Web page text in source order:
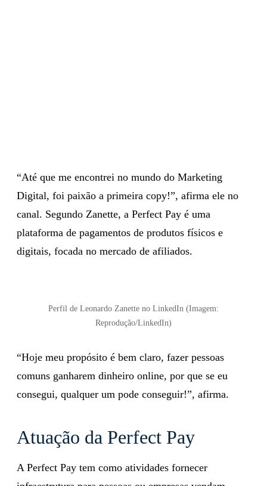
“Até que me encontrei no mundo do Marketing
Digital, foi paixão a primeira copy!”, afirma ele no
canal. Segundo Zanette, a Perfect Pay é uma
plataforma de pagamentos de produtos físicos e
digitais, focada no mercado de afiliados.
Perfil de Leonardo Zanette no LinkedIn (Imagem:
Reprodução/LinkedIn)
“Hoje meu propósito é bem claro, fazer pessoas
comuns ganharem dinheiro online, por que se eu
consegui, qualquer um pode conseguir!”, afirma.
Atuação da Perfect Pay
A Perfect Pay tem como atividades fornecer